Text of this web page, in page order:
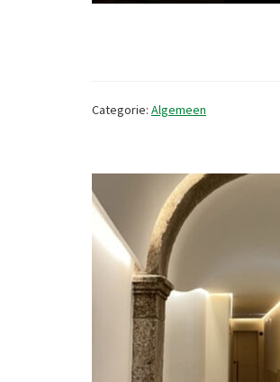
Categorie: Algemeen